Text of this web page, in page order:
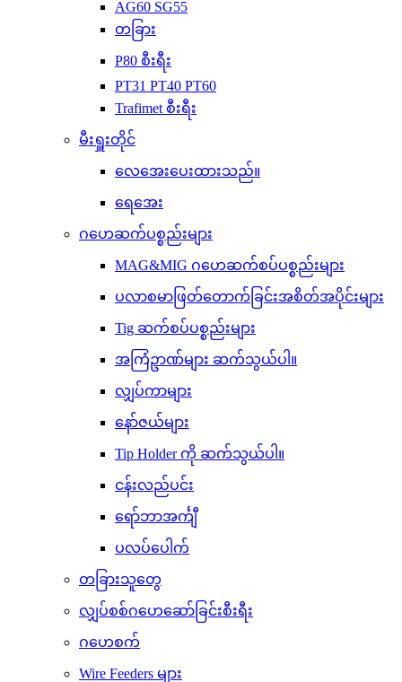
AG60 SG55
တခြား
P80 စီးရီး
PT31 PT40 PT60
Trafimet စီးရီး
မီးရှူးတိုင်
လေအေးပေးထားသည်။
ရေအေး
ဂဟေဆက်ပစ္စည်းများ
MAG&MIG ဂဟေဆက်စပ်ပစ္စည်းများ
ပလာစမာဖြတ်တောက်ခြင်းအစိတ်အပိုင်းများ
Tig ဆက်စပ်ပစ္စည်းများ
အကြံဥာဏ်များ ဆက်သွယ်ပါ။
လျှပ်ကာများ
နော်ဇယ်များ
Tip Holder ကို ဆက်သွယ်ပါ။
ငန်းလည်ပင်း
ရော်ဘာအင်္ကျီ
ပလပ်ပေါက်
တခြားသူတွေ
လျှပ်စစ်ဂဟေဆော်ခြင်းစီးရီး
ဂဟေစက်
Wire Feeders များ